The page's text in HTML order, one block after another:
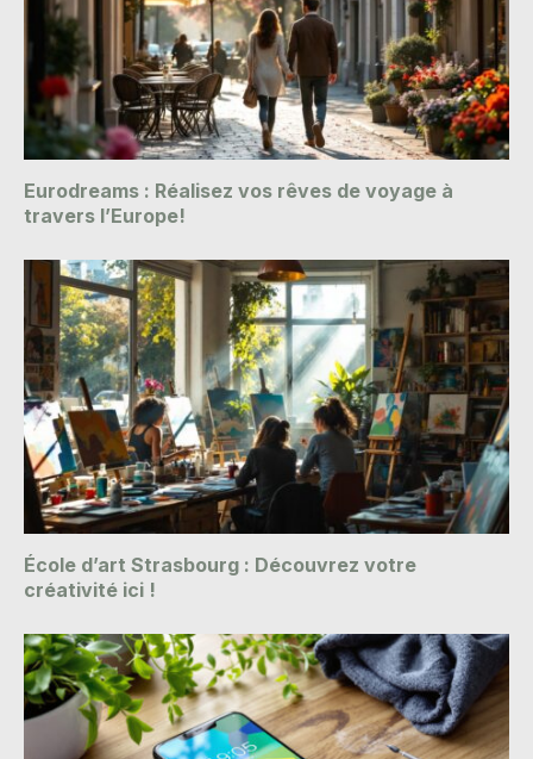
Eurodreams : Réalisez vos rêves de voyage à
travers l’Europe!
École d’art Strasbourg : Découvrez votre
créativité ici !